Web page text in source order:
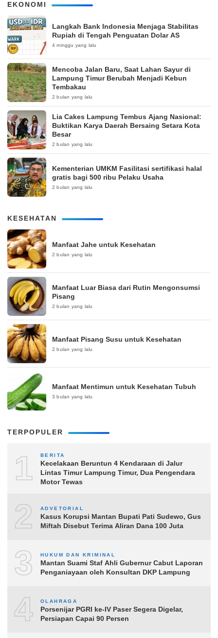
EKONOMI
Langkah Bank Indonesia Menjaga Stabilitas
Rupiah di Tengah Penguatan Dolar AS
4 minggu yang lalu
Mencoba Jalan Baru, Saat Lahan Sayur di
Lampung Timur Berubah Menjadi Kebun
Tembakau
2 bulan yang lalu
Lia Cakes Lampung Tembus Ajang Nasional:
Buktikan Karya Daerah Bersaing Setara Kota
Besar
2 bulan yang lalu
Kementerian UMKM Fasilitasi sertifikasi halal
gratis bagi 500 ribu Pelaku Usaha
2 bulan yang lalu
KESEHATAN
Manfaat Jahe untuk Kesehatan
2 bulan yang lalu
Manfaat Luar Biasa dari Rutin Mengonsumsi
Pisang
2 bulan yang lalu
Manfaat Pisang Susu untuk Kesehatan
2 bulan yang lalu
Manfaat Mentimun untuk Kesehatan Tubuh
3 bulan yang lalu
TERPOPULER
1 BERITA
Kecelakaan Beruntun 4 Kendaraan di Jalur
Lintas Timur Lampung Timur, Dua Pengendara
Motor Tewas
2 ADVETORIAL
Kasus Korupsi Mantan Bupati Pati Sudewo, Gus
Miftah Disebut Terima Aliran Dana 100 Juta
3 HUKUM DAN KRIMINAL
Mantan Suami Staf Ahli Gubernur Cabut Laporan
Penganiayaan oleh Konsultan DKP Lampung
4 OLAHRAGA
Porsenijar PGRI ke-IV Paser Segera Digelar,
Persiapan Capai 90 Persen